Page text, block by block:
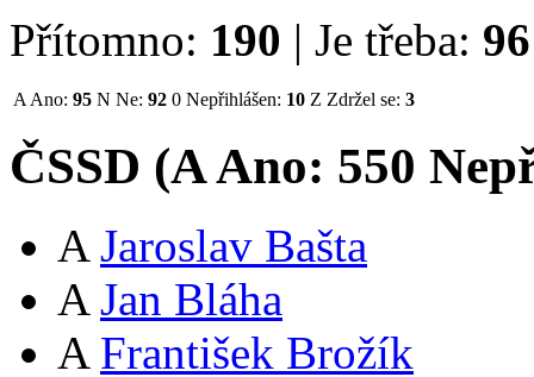
Přítomno: 190 | Je třeba: 96
A Ano: 95 N Ne: 92 0 Nepřihlášen: 10 Z Zdržel se: 3
ČSSD (AAno: 550
A Jaroslav Bašta
A Jan Bláha
A František Brožík